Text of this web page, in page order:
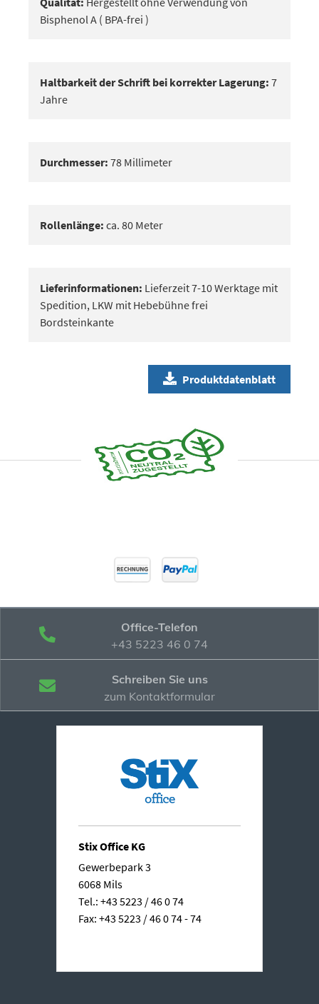
Bisphenol A ( BPA-frei )
Haltbarkeit der Schrift bei korrekter Lagerung: 7
Jahre
Durchmesser: 78 Millimeter
Rollenlänge: ca. 80 Meter
Lieferinformationen: Lieferzeit 7-10 Werktage mit
Spedition, LKW mit Hebebühne frei
Bordsteinkante
Produktdatenblatt
Office-Telefon
+43 5223 46 0 74
Schreiben Sie uns
zum Kontaktformular
Stix Office KG
Gewerbepark 3
6068 Mils
Tel.: +43 5223 / 46 0 74
Fax: +43 5223 / 46 0 74 - 74